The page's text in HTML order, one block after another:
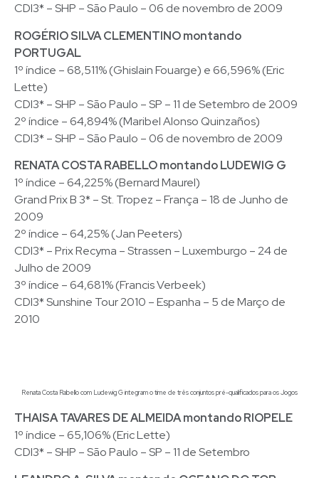
CDI3* – SHP – São Paulo – 06 de novembro de 2009
ROGÉRIO SILVA CLEMENTINO montando
PORTUGAL
1º índice – 68,511% (Ghislain Fouarge) e 66,596% (Eric
Lette)
CDI3* – SHP – São Paulo – SP – 11 de Setembro de 2009
2º índice – 64,894% (Maribel Alonso Quinzaños)
CDI3* – SHP – São Paulo – 06 de novembro de 2009
RENATA COSTA RABELLO montando LUDEWIG G
1º índice – 64,225% (Bernard Maurel)
Grand Prix B 3* – St. Tropez – França – 18 de Junho de
2009
2º índice – 64,25% (Jan Peeters)
CDI3* – Prix Recyma – Strassen – Luxemburgo – 24 de
Julho de 2009
3º índice – 64,681% (Francis Verbeek)
CDI3* Sunshine Tour 2010 – Espanha – 5 de Março de
2010
Renata Costa Rabello com Ludewig G integram o time de três conjuntos pré-qualificados para os Jogos
THAISA TAVARES DE ALMEIDA montando RIOPELE
1º índice – 65,106% (Eric Lette)
CDI3* – SHP – São Paulo – SP – 11 de Setembro